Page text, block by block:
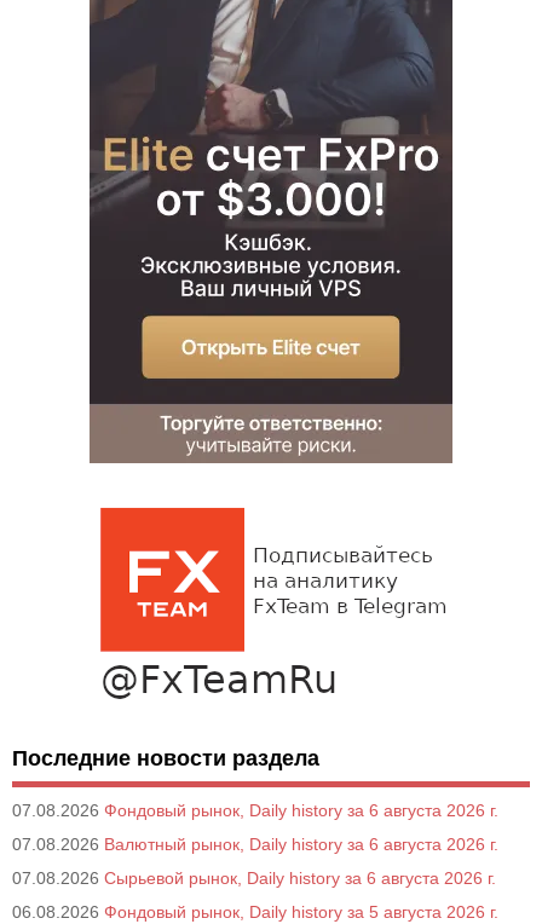
Последние новости раздела
07.08.2026 Фондовый рынок, Daily history за 6 августа 2026 г.
07.08.2026 Валютный рынок, Daily history за 6 августа 2026 г.
07.08.2026 Сырьевой рынок, Daily history за 6 августа 2026 г.
06.08.2026 Фондовый рынок, Daily history за 5 августа 2026 г.